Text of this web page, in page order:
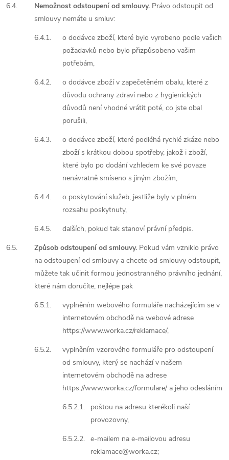
6.4. Nemožnost odstoupení od smlouvy. Právo odstoupit od
smlouvy nemáte u smluv:
6.4.1.
o dodávce zboží, které bylo vyrobeno podle vašich
požadavků nebo bylo přizpůsobeno vašim
potřebám,
6.4.2.
o dodávce zboží v zapečetěném obalu, které z
důvodu ochrany zdraví nebo z hygienických
důvodů není vhodné vrátit poté, co jste obal
porušili,
6.4.3.
o dodávce zboží, které podléhá rychlé zkáze nebo
zboží s krátkou dobou spotřeby, jakož i zboží,
které bylo po dodání vzhledem ke své povaze
nenávratně smíseno s jiným zbožím,
6.4.4.
o poskytování služeb, jestliže byly v plném
rozsahu poskytnuty,
6.4.5.
dalších, pokud tak stanoví právní předpis.
6.5.
Způsob odstoupení od smlouvy. Pokud vám vzniklo právo
na odstoupení od smlouvy a chcete od smlouvy odstoupit,
můžete tak učinit formou jednostranného právního jednání,
které nám doručíte, nejlépe pak
6.5.1.
vyplněním webového formuláře nacházejícím se v
internetovém obchodě na webové adrese
https://www.worka.cz/reklamace/,
6.5.2.
vyplněním vzorového formuláře pro odstoupení
od smlouvy, který se nachází v našem
internetovém obchodě na adrese
https://www.worka.cz/formulare/ a jeho odesláním
6.5.2.1.
poštou na adresu kterékoli naší
provozovny,
6.5.2.2. e-mailem na e-mailovou adresu
reklamace@worka.cz;